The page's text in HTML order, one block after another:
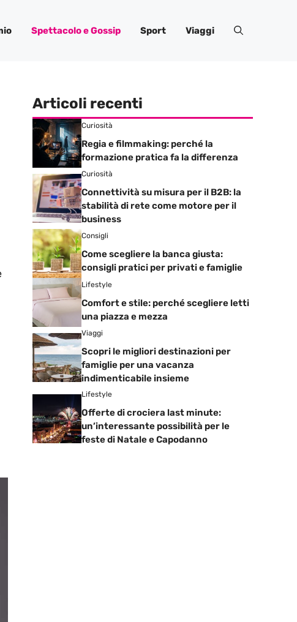
Spettacolo e Gossip Sport Viaggi
Articoli recenti
Curiosità
Regia e filmmaking: perché la
formazione pratica fa la differenza
Curiosità
Connettività su misura per il B2B: la
stabilità di rete come motore per il
business
Consigli
Come scegliere la banca giusta:
consigli pratici per privati e famiglie
Lifestyle
Comfort e stile: perché scegliere letti
una piazza e mezza
Viaggi
Scopri le migliori destinazioni per
famiglie per una vacanza
indimenticabile insieme
Lifestyle
Offerte di crociera last minute:
un’interessante possibilità per le
feste di Natale e Capodanno